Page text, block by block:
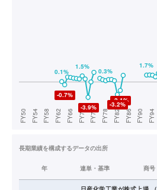
長期業績を構成するデータの出所
年 連単・基準 商号